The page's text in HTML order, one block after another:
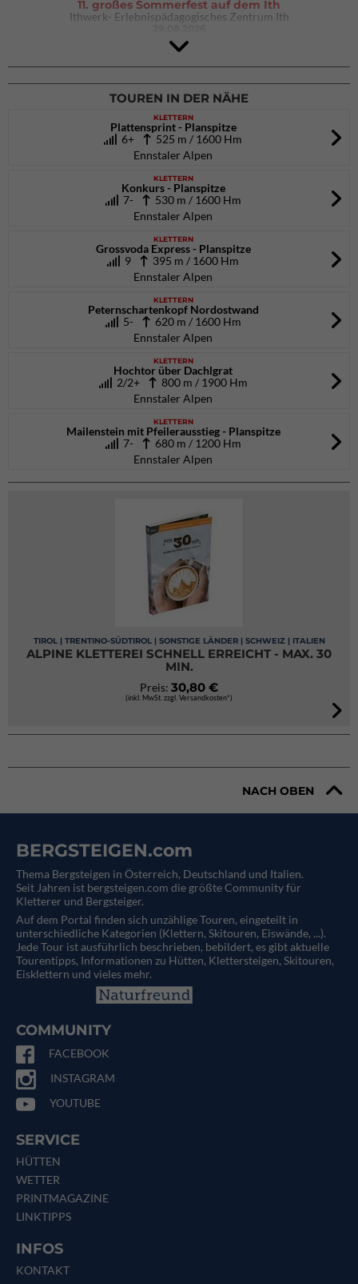
11. großes Sommerfest auf dem Ith
Ithwerk- Erlebnispädagogisches Zentrum Ith
4Blocs KIDS 2026
DAV Kletter- & Boulderzentrum München Süd (Thalkirchen)
26.09.2026
TOUREN IN DER NÄHE
KLETTERN
Plattensprint - Planspitze
6+
525 m / 1600 Hm
Ennstaler Alpen
KLETTERN
Konkurs - Planspitze
7- 530 m / 1600 Hm
Ennstaler Alpen
KLETTERN
Grossvoda Express - Planspitze
9
395 m / 1600 Hm
Ennstaler Alpen
KLETTERN
Peternschartenkopf Nordostwand
5- 620 m / 1600 Hm
Ennstaler Alpen
KLETTERN
Hochtor über Dachlgrat
2/2+ 800 m / 1900 Hm
Ennstaler Alpen
KLETTERN
Mailenstein mit Pfeilerausstieg - Planspitze
7- 680 m / 1200 Hm
Ennstaler Alpen
TIROL | TRENTINO-SÜDTIROL | SONSTIGE LÄNDER | SCHWEIZ | ITALIEN
ALPINE KLETTEREI SCHNELL ERREICHT - MAX. 30
MIN.
Preis: 30,80 €
(inkl. MwSt. zzgl. Versandkosten*)
NACH OBEN
BERGSTEIGEN.com
Thema Bergsteigen in Österreich, Deutschland und Italien.
Seit Jahren ist bergsteigen.com die größte Community für
Kletterer und Bergsteiger.
Auf dem Portal finden sich unzählige Touren, eingeteilt in
unterschiedliche Kategorien (Klettern, Skitouren, Eiswände, ...).
Jede Tour ist ausführlich beschrieben, bebildert, es gibt aktuelle
Tourentipps, Informationen zu Hütten, Klettersteigen, Skitouren,
Eisklettern und vieles mehr.
COMMUNITY
FACEBOOK
INSTAGRAM
YOUTUBE
SERVICE
HÜTTEN
WETTER
PRINTMAGAZINE
LINKTIPPS
INFOS
KONTAKT